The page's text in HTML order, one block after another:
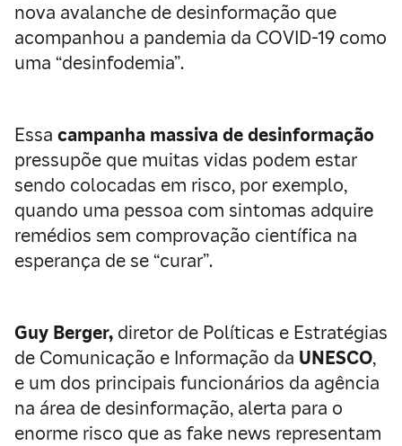
nova avalanche de desinformação que
acompanhou a pandemia da COVID-19 como
uma “desinfodemia”.
Essa campanha massiva de desinformação
pressupõe que muitas vidas podem estar
sendo colocadas em risco, por exemplo,
quando uma pessoa com sintomas adquire
remédios sem comprovação científica na
esperança de se “curar”.
Guy Berger, diretor de Políticas e Estratégias
de Comunicação e Informação da UNESCO,
e um dos principais funcionários da agência
na área de desinformação, alerta para o
enorme risco que as fake news representam